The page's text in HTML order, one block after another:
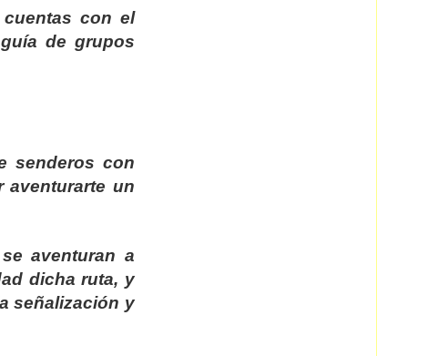
con el
de grupos
senderos con
aventurarte un
aventuran a
dicha ruta, y
señalización y